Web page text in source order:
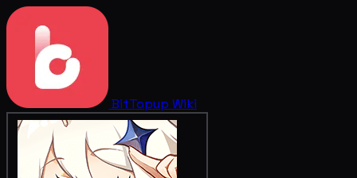
BitTopup Wiki